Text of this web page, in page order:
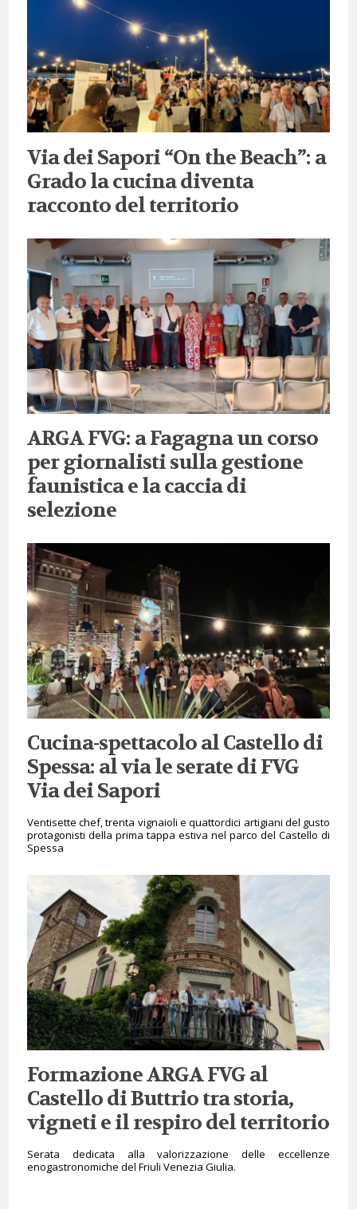
Via dei Sapori “On the Beach”: a
Grado la cucina diventa
racconto del territorio
ARGA FVG: a Fagagna un corso
per giornalisti sulla gestione
faunistica e la caccia di
selezione
Cucina-spettacolo al Castello di
Spessa: al via le serate di FVG
Via dei Sapori
Ventisette chef, trenta vignaioli e quattordici artigiani del gusto
protagonisti della prima tappa estiva nel parco del Castello di
Spessa
Formazione ARGA FVG al
Castello di Buttrio tra storia,
vigneti e il respiro del territorio
Serata dedicata alla valorizzazione delle eccellenze
enogastronomiche del Friuli Venezia Giulia.